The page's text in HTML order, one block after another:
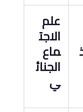
علم
الاجت
ماع
الجنائ
ي